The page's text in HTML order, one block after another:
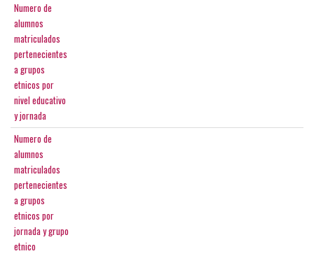
Numero de
alumnos
matriculados
pertenecientes
a grupos
etnicos por
nivel educativo
y jornada
Numero de
alumnos
matriculados
pertenecientes
a grupos
etnicos por
jornada y grupo
etnico